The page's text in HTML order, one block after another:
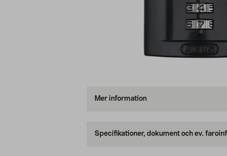
Mer information
Specifikationer, dokument och ev.